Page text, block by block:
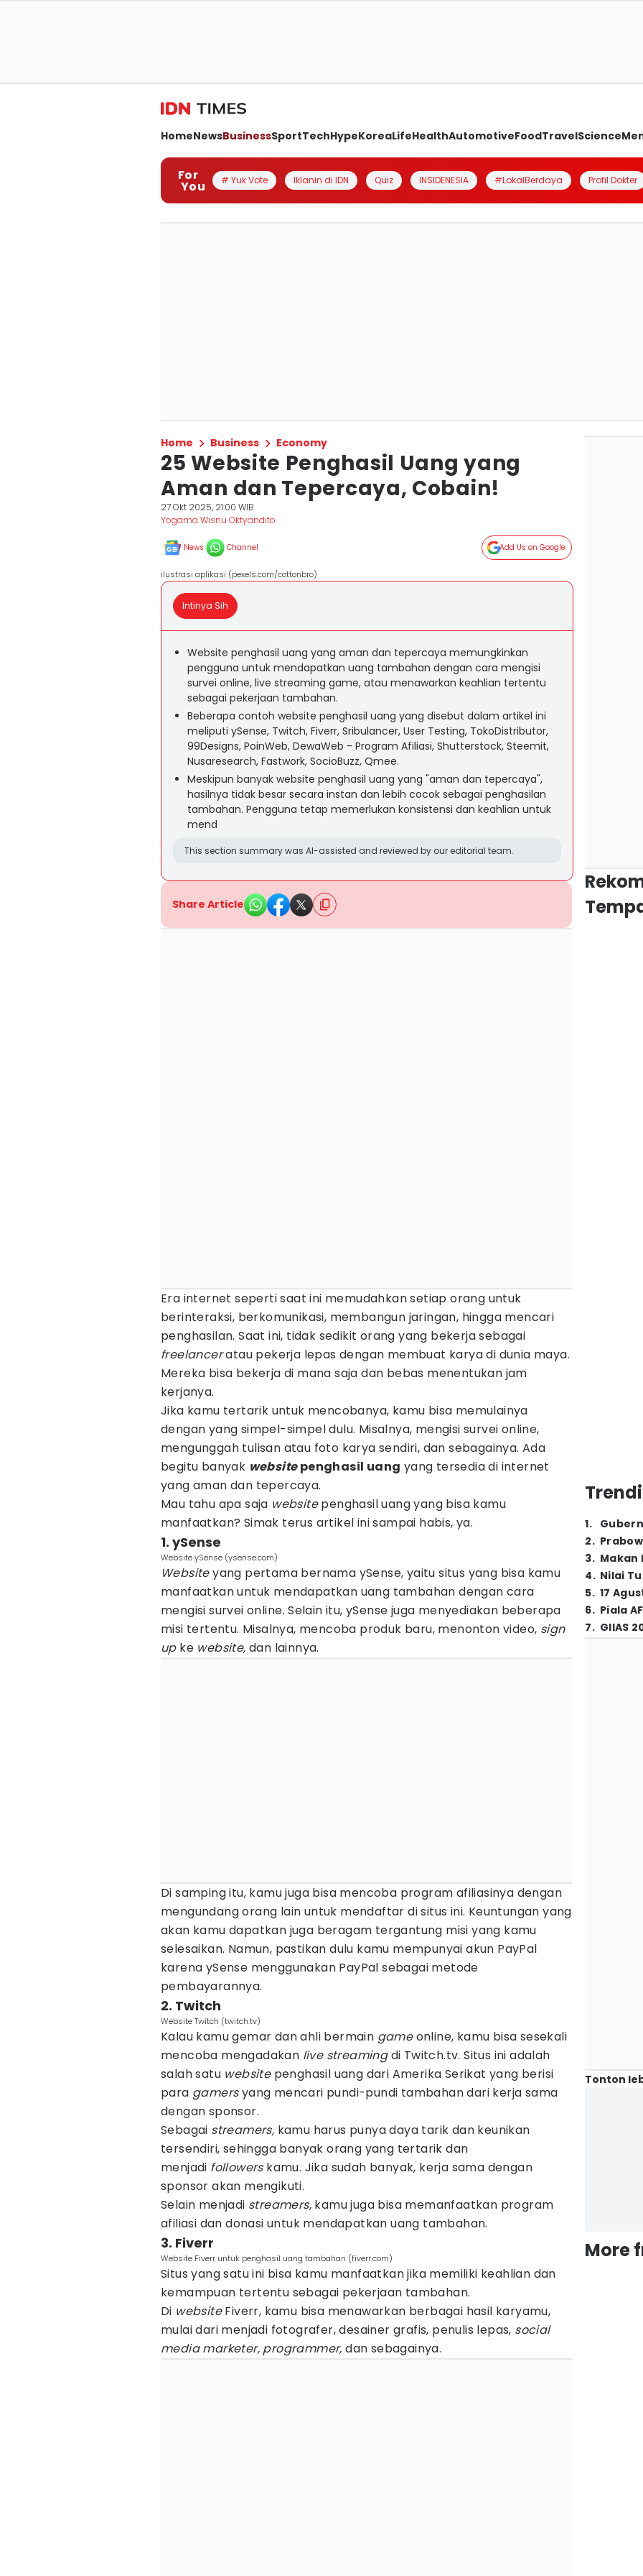
HomeNewsBusinessSportTechHypeKoreaLifeHealthAutomotiveFoodTravelScience
For
You # Yuk Vote Iklanin di IDN Quiz INSIDENESIA #LokalBerdaya Profil Dokter
Home Business Economy
25 Website Penghasil Uang yang
Aman dan Tepercaya, Cobain!
27 Okt 2025, 21:00 WIB
Yogama Wisnu Oktyandito
News Channel Add Us on Google
ilustrasi aplikasi (pexels.com/cottonbro)
Intinya Sih
Website penghasil uang yang aman dan tepercaya memungkinkan
pengguna untuk mendapatkan uang tambahan dengan cara mengisi
survei online, live streaming game, atau menawarkan keahlian tertentu
sebagai pekerjaan tambahan.
Beberapa contoh website penghasil uang yang disebut dalam artikel ini
meliputi ySense, Twitch, Fiverr, Sribulancer, User Testing, TokoDistributor,
99Designs, PoinWeb, DewaWeb - Program Afiliasi, Shutterstock, Steemit,
Nusaresearch, Fastwork, SocioBuzz, Qmee.
Meskipun banyak website penghasil uang yang "aman dan tepercaya",
hasilnya tidak besar secara instan dan lebih cocok sebagai penghasilan
tambahan. Pengguna tetap memerlukan konsistensi dan keahlian untuk
mend
This section summary was AI-assisted and reviewed by our editorial team.
Share Article
Era internet seperti saat ini memudahkan setiap orang untuk
berinteraksi, berkomunikasi, membangun jaringan, hingga mencari
penghasilan. Saat ini, tidak sedikit orang yang bekerja sebagai
freelanceratau pekerja lepas dengan membuat karya di dunia maya.
Mereka bisa bekerja di mana saja dan bebas menentukan jam
kerjanya.
Jika kamu tertarik untuk mencobanya, kamu bisa memulainya
dengan yang simpel-simpel dulu. Misalnya, mengisi survei online,
mengunggah tulisan atau foto karya sendiri, dan sebagainya. Ada
begitu banyak websitepenghasil uang yang tersedia di internet
yang aman dan tepercaya.
Mau tahu apa saja websitepenghasil uang yang bisa kamu
manfaatkan? Simak terus artikel ini sampai habis, ya.
1. ySense
Website ySense (ysense.com)
Websiteyang pertama bernama ySense, yaitu situs yang bisa kamu
manfaatkan untuk mendapatkan uang tambahan dengan cara
mengisi survei online.Selain itu, ySense juga menyediakan beberapa
misi tertentu. Misalnya, mencoba produk baru, menonton video, sign
up ke website,dan lainnya.
Di samping itu, kamu juga bisa mencoba program afiliasinya dengan
mengundang orang lain untuk mendaftar di situs ini. Keuntungan yang
akan kamu dapatkan juga beragam tergantung misi yang kamu
selesaikan. Namun, pastikan dulu kamu mempunyai akun PayPal
karena ySense menggunakan PayPal sebagai metode
pembayarannya.
2. Twitch
Website Twitch (twitch.tv)
Kalau kamu gemar dan ahli bermain gameonline, kamu bisa sesekali
mencoba mengadakan live streamingdi Twitch.tv. Situs ini adalah
salah satu websitepenghasil uang dari Amerika Serikat yang berisi
para gamersyang mencari pundi-pundi tambahan dari kerja sama
dengan sponsor.
Sebagai streamers, kamu harus punya daya tarik dan keunikan
tersendiri, sehingga banyak orang yang tertarik dan
menjadi followers kamu. Jika sudah banyak, kerja sama dengan
sponsor akan mengikuti.
Selain menjadi streamers, kamu juga bisa memanfaatkan program
afiliasi dan donasi untuk mendapatkan uang tambahan.
3. Fiverr
Website Fiverr untuk penghasil uang tambahan (fiverr.com)
Situs yang satu ini bisa kamu manfaatkan jika memiliki keahlian dan
kemampuan tertentu sebagai pekerjaan tambahan.
Di websiteFiverr, kamu bisa menawarkan berbagai hasil karyamu,
mulai dari menjadi fotografer, desainer grafis, penulis lepas, social
media marketer, programmer, dan sebagainya.
1.
2.
3. Makan
4. Nilai
5. 17
6. Piala
7. GIIAS
Tonton
More